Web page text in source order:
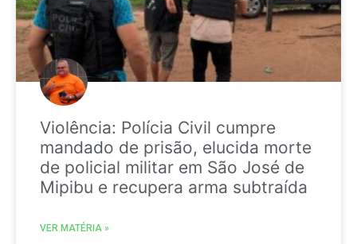
Violência: Polícia Civil cumpre
mandado de prisão, elucida morte
de policial militar em São José de
Mipibu e recupera arma subtraída
VER MATÉRIA »